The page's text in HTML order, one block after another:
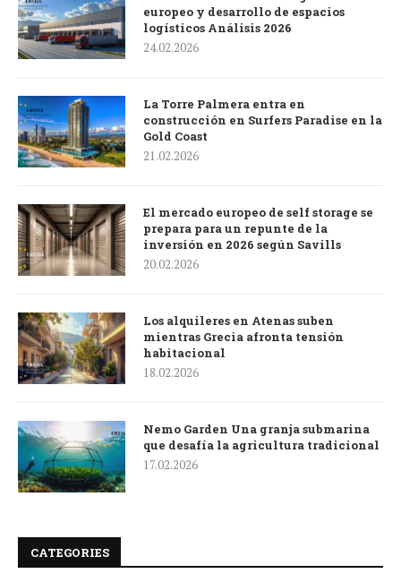
europeo y desarrollo de espacios
logísticos Análisis 2026
24.02.2026
La Torre Palmera entra en
construcción en Surfers Paradise en la
Gold Coast
21.02.2026
El mercado europeo de self storage se
prepara para un repunte de la
inversión en 2026 según Savills
20.02.2026
Los alquileres en Atenas suben
mientras Grecia afronta tensión
habitacional
18.02.2026
Nemo Garden Una granja submarina
que desafía la agricultura tradicional
17.02.2026
CATEGORIES